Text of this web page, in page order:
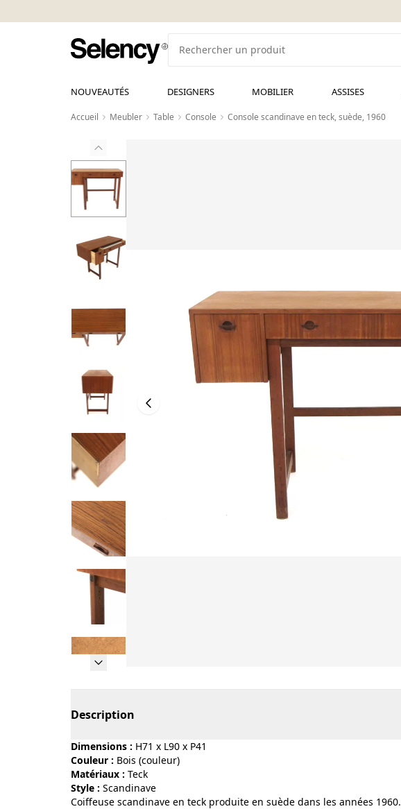
NOUVEAUTÉS DESIGNERS MOBILIER ASSISES
Accueil Meubler Table Console Console scandinave en teck, suède, 1960
Description
Dimensions : H71 x L90 x P41
Couleur :
bois (couleur)
Matériaux :
teck
Style :
scandinave
Coiffeuse scandinave en teck produite en suède dans les années 1960.